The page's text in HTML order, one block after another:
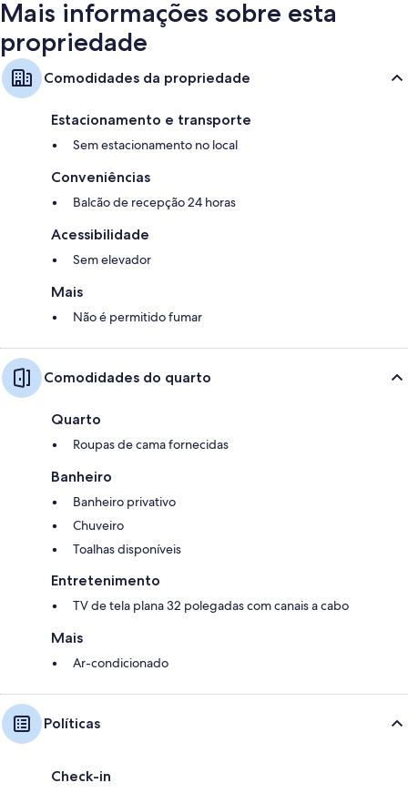
Mais informações sobre esta
propriedade
Comodidades da propriedade
Estacionamento e transporte
Sem estacionamento no local
Conveniências
Balcão de recepção 24 horas
Acessibilidade
Sem elevador
Mais
Não é permitido fumar
Comodidades do quarto
Quarto
Roupas de cama fornecidas
Banheiro
Banheiro privativo
Chuveiro
Toalhas disponíveis
Entretenimento
TV de tela plana 32 polegadas com canais a cabo
Mais
Ar-condicionado
Políticas
Check-in